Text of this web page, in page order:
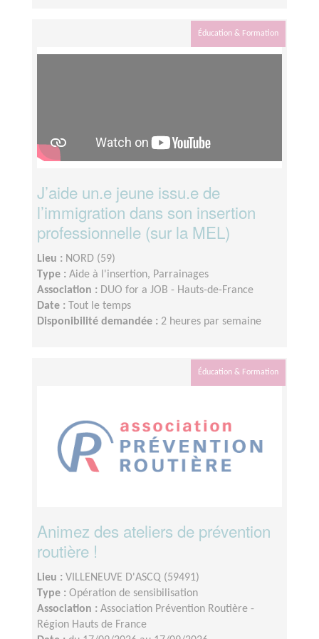
Éducation & Formation
J’aide un.e jeune issu.e de
l’immigration dans son insertion
professionnelle (sur la MEL)
Lieu : NORD (59)
Type : Aide à l'insertion, Parrainages
Association : DUO for a JOB - Hauts-de-France
Date :
Tout le temps
Disponibilité demandée : 2 heures par semaine
Éducation & Formation
Animez des ateliers de prévention
routière !
Lieu : VILLENEUVE D'ASCQ (59491)
Type : Opération de sensibilisation
Association : Association Prévention Routière -
Région Hauts de France